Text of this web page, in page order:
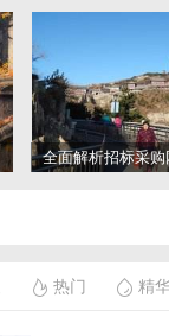
全面解析招标采
热门 精